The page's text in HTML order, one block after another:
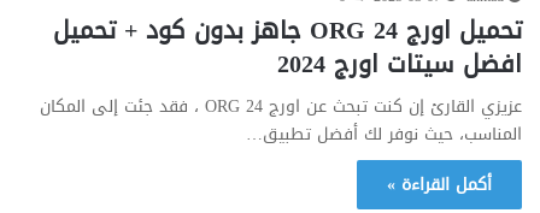
تحميل اورج ORG 24 جاهز بدون كود + تحميل
افضل سيتات اورج 2024
عزيزي القارئ إن كنت تبحث عن اورج ORG 24 ، فقد جئت إلى المكان
المناسب، حيث نوفر لك أفضل تطبيق…
أكمل القراءة »